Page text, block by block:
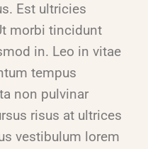
Est ultricies
morbi tincidunt
in. Leo in vitae
tempus
non pulvinar
risus at ultrices
vestibulum lorem